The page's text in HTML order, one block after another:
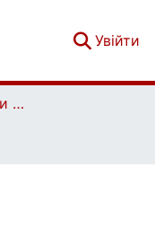
Увійти
Структурні підрозділи Київського національного університету імені Тараса Шевченка та Організації | Faculties, Institutes and Departments of Taras Shevchenko National University of Kyiv and Organizations